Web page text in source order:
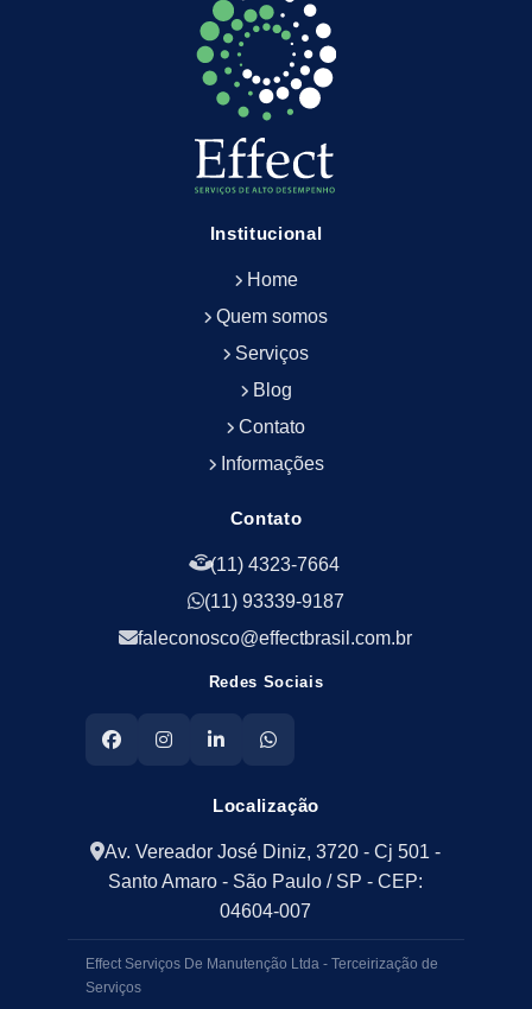
Empresa de Limpeza Predial
Empresa de Limpeza Predial Terceirizada
Empresa de Limpeza de Escritório
Empresa de Limpeza de Fachada
Empresa de Limpeza de Fachadas
Empresa de Limpeza e Conservação Predial
Empresa de Portaria e Controlador de Acesso
Empresa de Portaria e Limpeza
Empresa de Serviços Terceirizados
Empresa de Terceirização de Portaria
Empresa de Terceirização de Serviços de
Empresa de Terceirização de Serviços de
Empresa de Zeladoria e Portaria
Empresas Terceirizadas Recepção
Empresas de Jardinagem para Condomínios
Jardinagem para Empresa
Limpeza de Fachadas de Predios
Limpeza de Fachadas de Vidro
Recepção Terceirizada
Serviço de Limpeza
Serviço de Limpeza Empresarial
Serviço de Limpeza Predial
Institucional
Home
Quem somos
Serviços
Blog
Contato
Informações
Contato
(11) 4323-7664
(11) 93339-9187
faleconosco@effectbrasil.com.br
Redes Sociais
Localização
Av. Vereador José Diniz, 3720 - Cj 501 -
Santo Amaro - São Paulo / SP - CEP:
04604-007
Effect Serviços De Manutenção Ltda - Terceirização de
Serviços